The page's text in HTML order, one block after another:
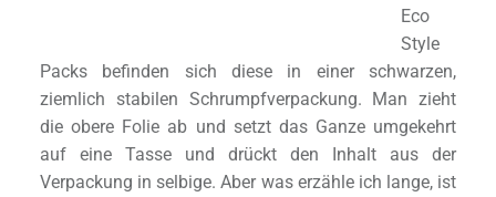
Eco
Style
Packs befinden sich diese in einer schwarzen,
ziemlich stabilen Schrumpfverpackung. Man zieht
die obere Folie ab und setzt das Ganze umgekehrt
auf eine Tasse und drückt den Inhalt aus der
Verpackung in selbige. Aber was erzähle ich lange, ist